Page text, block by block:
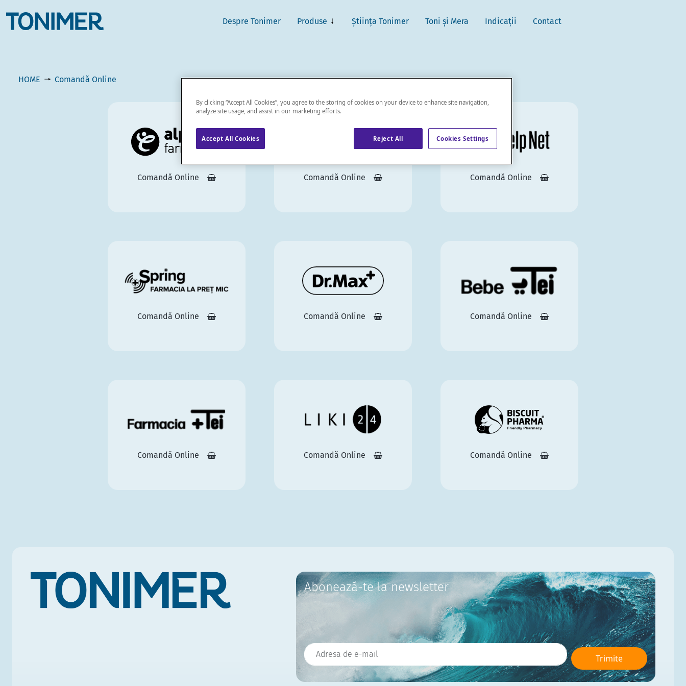
Despre Tonimer Produse Știința Tonimer Toni și Mera Indicații Contact
HOME Comandă Online
Comandă Online Comandă Online Comandă Online
Comandă Online Comandă Online Comandă Online
Comandă Online Comandă Online Comandă Online
Abonează-te la newsletter
Trimite
By clicking “Accept All Cookies”, you agree to the storing of cookies on your device to enhance site navigation,
analyze site usage, and assist in our marketing efforts.
Accept All Cookies Reject All Cookies Settings